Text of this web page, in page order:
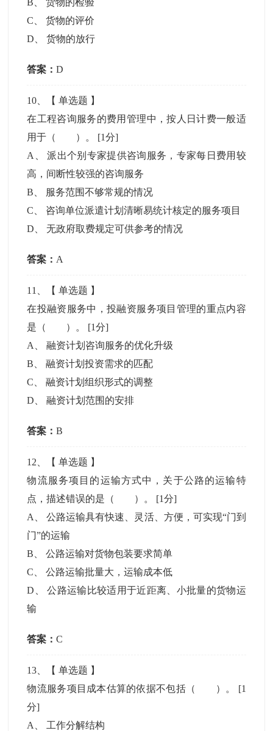
B 、货物的检验
C 、货物的评价
D 、货物的放行
答案：D
10 、【单选题 】
在工程咨询服务的费用管理中，按人日计费一般适
用于（ ）。 [1分]
A
、派出个别专家提供咨询服务，专家每日费用较
高，间断性较强的咨询服务
B
服务范围不够常规的情况
C
咨询单位派遣计划清晰易统计核定的服务项目
D 、无政府取费规定可供参考的情况
答案： A
11 、【单选题 】
在投融资服务中，投融资服务项目管理的重点内容
是（ ）。 [1分]
A
、融资计划咨询服务的优化升级
B 、融资计划投资需求的匹配
C 、融资计划组织形式的调整
D 、融资计划范围的安排
答案：B
12 、【单选题 】
物流服务项目的运输方式中，关于公路的运输特
点，描述错误的是（ ）。 [1分]
A
、公路运输具有快速、灵活、方便，可实现“门到
门”的运输
B 、公路运输对货物包装要求简单
C 、公路运输批量大，运输成本低
D 、公路运输比较适用于近距离、小批量的货物运
输
答案：C
13 、【单选题 】
物流服务项目成本估算的依据不包括（ ）。 [1
分]
A
工作分解结构